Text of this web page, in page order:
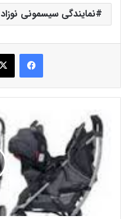
نمایندگی سیسمونی نوزاد
فیس بوک